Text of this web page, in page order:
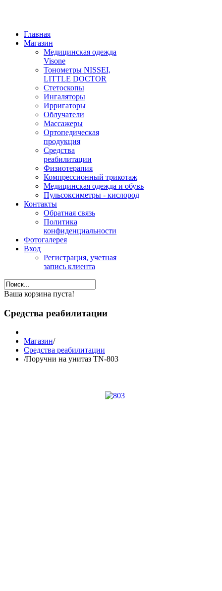
Главная
Магазин
Медицинская одежда
Visone
Тонометры NISSEI,
LITTLE DOCTOR
Cтетоскопы
Ингаляторы
Ирригаторы
Облучатели
Массажеры
Ортопедическая
продукция
Средства
реабилитации
Физиотерапия
Компрессионный трикотаж
Медицинская одежда и обувь
Пульсоксиметры - кислород
Контакты
Обратная связь
Политика
конфиденциальности
Фотогалерея
Вход
Регистрация, учетная
запись клиента
Ваша корзина пуста!
Средства реабилитации
Магазин/
Средства реабилитации
/Поручни на унитаз TN-803